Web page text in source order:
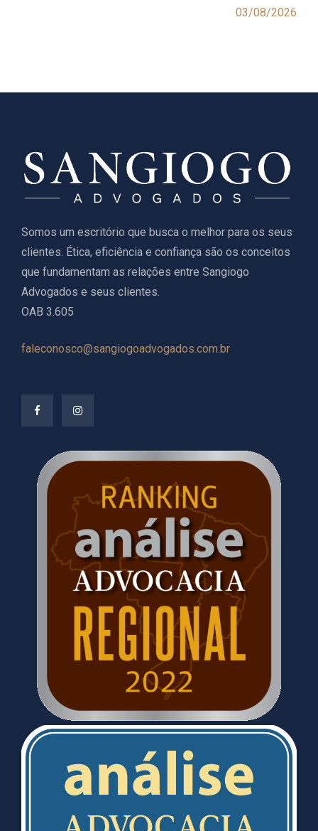
03/08/2026
Somos um escritório que busca o melhor para os seus
clientes. Ética, eficiência e confiança são os conceitos
que fundamentam as relações entre Sangiogo
Advogados e seus clientes.
OAB 3.605
faleconosco@sangiogoadvogados.com.br